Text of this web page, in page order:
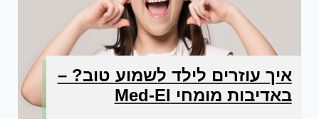
איך עוזרים לילד לשמוע טוב? –
באדיבות מומחי Med-El